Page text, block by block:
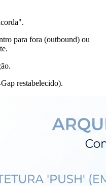
para fora (outbound) ou
restabelecido).